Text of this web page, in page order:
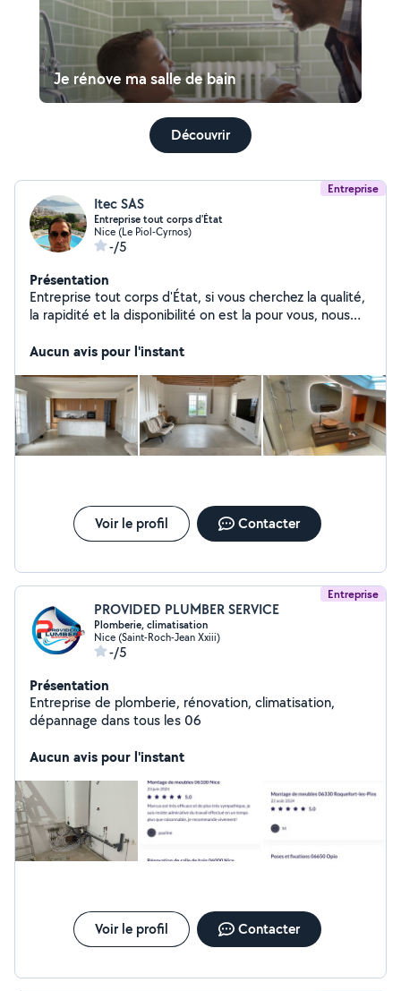
Je rénove ma salle de bain
Découvrir
Entreprise
Itec SAS
Entreprise tout corps d'État
Nice (Le Piol-Cyrnos)
-/5
Présentation
Entreprise tout corps d'État, si vous cherchez la qualité,
la rapidité et la disponibilité on est la pour vous, nous
Aucun avis pour l'instant
Voir le profil Contacter
Entreprise
PROVIDED PLUMBER SERVICE
Plomberie, climatisation
Nice (Saint-Roch-Jean Xxiii)
-/5
Présentation
Entreprise de plomberie, rénovation, climatisation,
dépannage dans tous les 06
Aucun avis pour l'instant
Voir le profil Contacter